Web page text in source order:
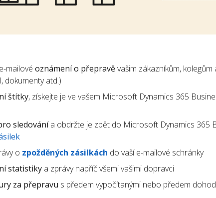
mailové oznámení o přepravěvašim zákazníkům,
dokumenty atd.)
štítky, získejte je ve vašem Microsoft Dynamics 365
sledovánía obdržte je zpět do Microsoft Dynamics 365
o zpožděných zásilkách do vaší e-mailové schránky
statistiky a zprávy napříč všemi vašimi dopravci
za přepravu s předem vypočítanými nebo předem